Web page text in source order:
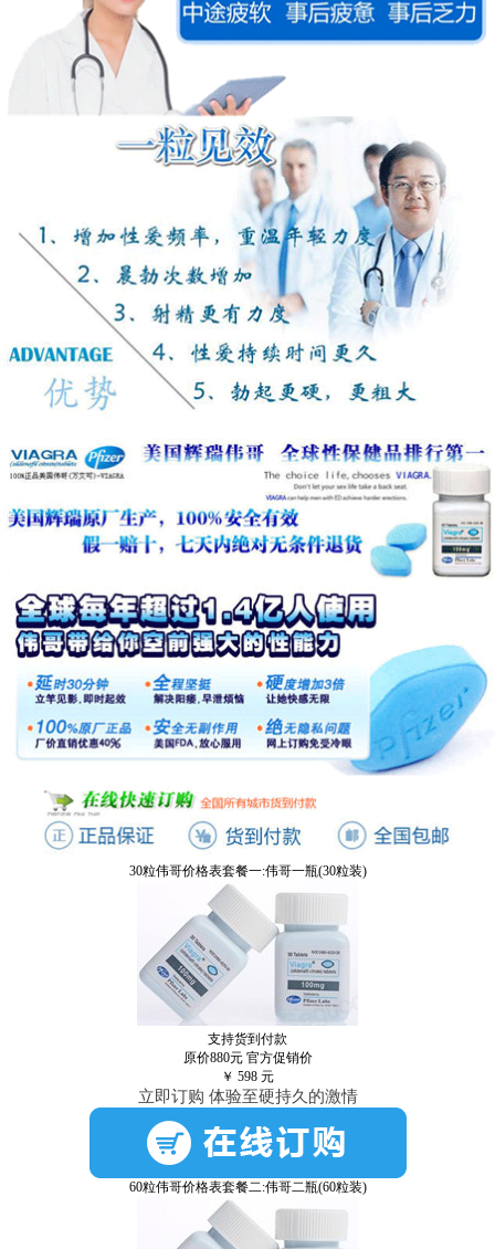
30粒伟哥价格表套餐一:伟哥一瓶(30粒装)
支持货到付款
原价880元 官方促销价
￥ 598 元
立即订购 体验至硬持久的激情
60粒伟哥价格表套餐二:伟哥二瓶(60粒装)